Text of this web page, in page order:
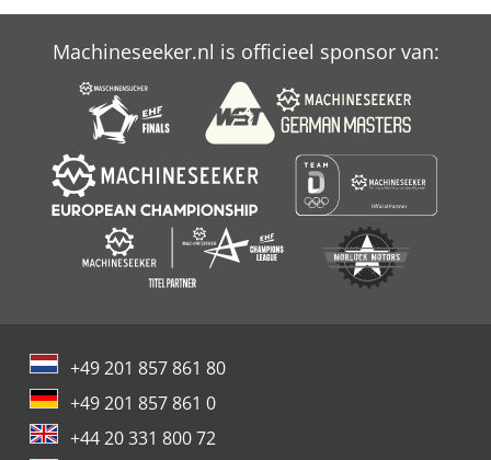
Spaleck
Variamp
Voortman
Machineseeker.nl is officieel sponsor van:
+49 201 857 861 80
+49 201 857 861 0
+44 20 331 800 72